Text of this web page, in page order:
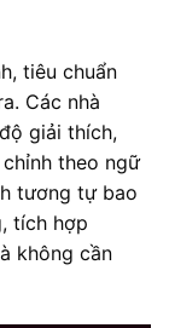
tiêu chuẩn
Các nhà
giải thích,
theo ngữ
tương tự bao
tích hợp
không cần